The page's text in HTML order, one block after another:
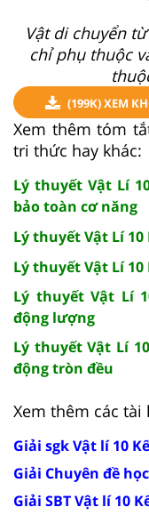
Vật di chuyển
chỉ phụ thuộc
(199K) XEM
Xem thêm tóm
tri thức hay khác:
Lý thuyết Vật Lí
bảo toàn cơ năng
Lý thuyết Vật Lí
Lý thuyết Vật Lí
Lý thuyết Vật Lí
động lượng
Lý thuyết Vật Lí
động tròn đều
Xem thêm các
Giải sgk Vật lí 10
Giải Chuyên đề
Giải SBT Vật lí 10